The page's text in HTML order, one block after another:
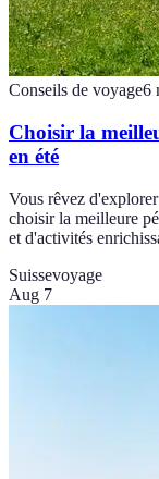
Conseils de voyage6
Choisir la
en été
Vous rêvez
choisir la meilleure
et d'activités
Suissevoyage
Aug 7